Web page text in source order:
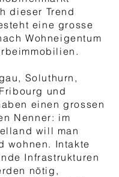
dieser Trend
eine grosse
Wohneigentum
Soluthurn,
und
einen grossen
Nenner: im
will man
wohnen. Intakte
Infrastrukturen
nötig,